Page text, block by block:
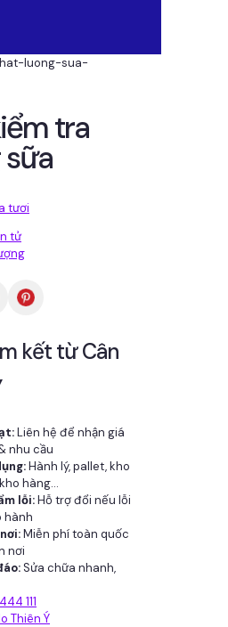
tra
tươi
tử
kết từ Cân
Liên hệ để nhận giá
nhu cầu
Hành lý, pallet, kho
hàng...
lỗi:Hỗ trợ đổi nếu lỗi
hành
Miễn phí toàn quốc
nơi
Sửa chữa nhanh,
111
Thiên Ý